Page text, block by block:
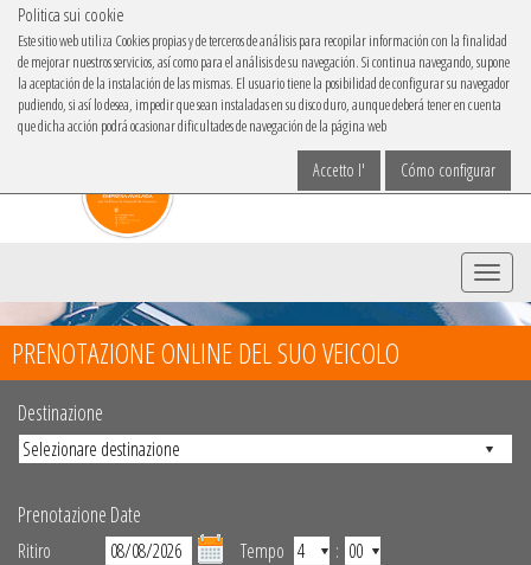
Politica sui cookie
Este sitio web utiliza Cookies propias y de terceros de análisis para recopilar información con la finalidad
de mejorar nuestros servicios, así como para el análisis de su navegación. Si continua navegando, supone
la aceptación de la instalación de las mismas. El usuario tiene la posibilidad de configurar su navegador
pudiendo, si así lo desea, impedir que sean instaladas en su disco duro, aunque deberá tener en cuenta
que dicha acción podrá ocasionar dificultades de navegación de la página web
Cómo configurar
Accetto l'
Scegli la lingua
Menu
PRENOTAZIONE ONLINE DEL SUO VEICOLO
Destinazione
Prenotazione Date
Ritiro Tempo
: